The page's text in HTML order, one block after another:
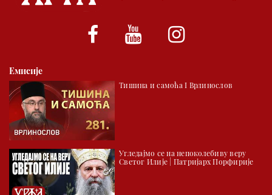
*најважније вести емитујемо на сваки пун сат
Емисије
Тишина и самоћа I Врлинослов
Угледајмо се на непоколебиву веру
Светог Илије | Патријарх Порфирије